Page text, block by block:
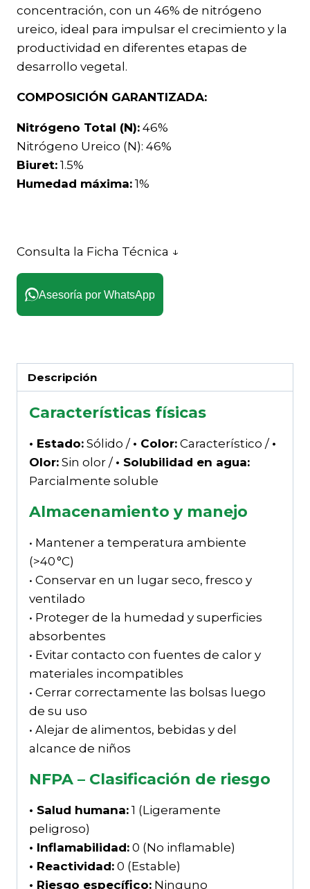
concentración, con un 46% de nitrógeno
ureico, ideal para impulsar el crecimiento y la
productividad en diferentes etapas de
desarrollo vegetal.
COMPOSICIÓN GARANTIZADA:
Nitrógeno Total (N): 46%
Nitrógeno Ureico (N): 46%
Biuret: 1.5%
Humedad máxima: 1%
Consulta la Ficha Técnica ↓
Asesoría por WhatsApp
Descripción
Características físicas
• Estado: Sólido / • Color: Característico / •
Olor: Sin olor / • Solubilidad en agua:
Parcialmente soluble
Almacenamiento y manejo
• Mantener a temperatura ambiente
(>40 °C)
• Conservar en un lugar seco, fresco y
ventilado
• Proteger de la humedad y superficies
absorbentes
• Evitar contacto con fuentes de calor y
materiales incompatibles
• Cerrar correctamente las bolsas luego
de su uso
• Alejar de alimentos, bebidas y del
alcance de niños
NFPA – Clasificación de riesgo
• Salud humana: 1 (Ligeramente
peligroso)
• Inflamabilidad: 0 (No inflamable)
• Reactividad: 0 (Estable)
• Riesgo específico: Ninguno